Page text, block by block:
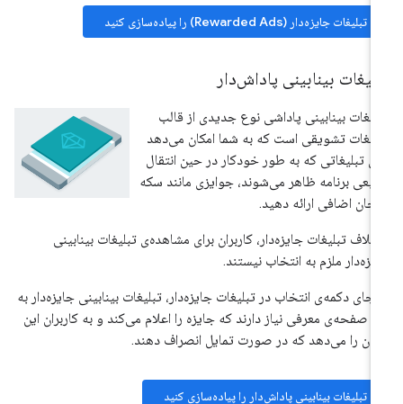
تبلیغات جایزه‌دار (Rewarded Ads) را پیاده‌سازی کنید
بینابینی پاداش‌دار
بینابینی پاداشی نوع جدیدی از قالب
تشویقی است که به شما امکان می‌دهد
تبلیغاتی که به طور خودکار در حین انتقال
برنامه ظاهر می‌شوند، جوایزی مانند سکه
جان اضافی ارائه دهید.
تبلیغات جایزه‌دار، کاربران برای مشاهده‌ی تبلیغات بینابینی
ملزم به انتخاب نیستند.
جای دکمه‌ی انتخاب در تبلیغات جایزه‌دار، تبلیغات بینابینی جایزه‌دار به
صفحه‌ی معرفی نیاز دارند که جایزه را اعلام می‌کند و به کاربران این
را می‌دهد که در صورت تمایل انصراف دهند.
تبلیغات بینابینی پاداش‌دار را پیاده‌سازی کنید